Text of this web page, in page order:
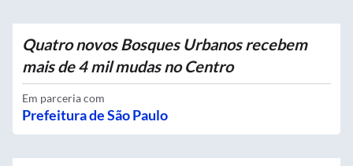
Quatro novos Bosques Urbanos recebem
mais de 4 mil mudas no Centro
Em parceria com
Prefeitura de São Paulo